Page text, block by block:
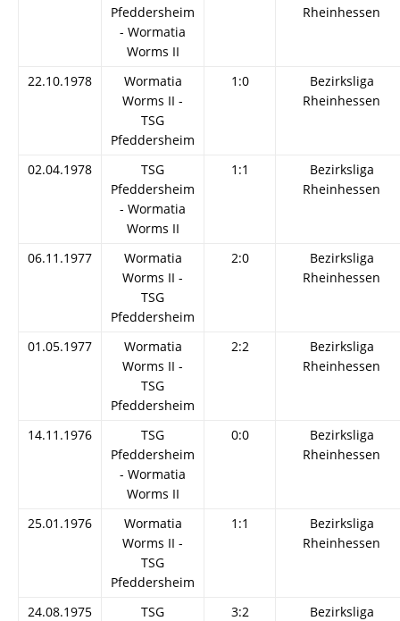
Pfeddersheim
- Wormatia
Worms II
Rheinhessen
22.10.1978
Wormatia
Worms II -
TSG
Pfeddersheim
1:0
Bezirksliga
Rheinhessen
02.04.1978
TSG
Pfeddersheim
- Wormatia
Worms II
1:1
Bezirksliga
Rheinhessen
06.11.1977
Wormatia
Worms II -
TSG
Pfeddersheim
2:0
Bezirksliga
Rheinhessen
01.05.1977
Wormatia
Worms II -
TSG
Pfeddersheim
2:2
Bezirksliga
Rheinhessen
14.11.1976
TSG
Pfeddersheim
- Wormatia
Worms II
0:0
Bezirksliga
Rheinhessen
25.01.1976
Wormatia
Worms II -
TSG
Pfeddersheim
1:1
Bezirksliga
Rheinhessen
24.08.1975
TSG
3:2
Bezirksliga